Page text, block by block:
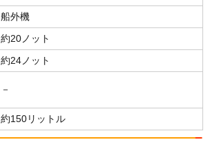
船外機
約20ノット
約24ノット
－
約150リットル